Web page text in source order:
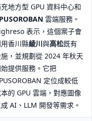
地方型 GPU 資料中心和
雲端服務。
表示，這個案子會
香川縣綾川與高松既有
，並規劃從 2024 年秋天
提供服務。它把
定位成較低
的 GPU 雲端，對應圖像
AI、LLM 開發等需求。